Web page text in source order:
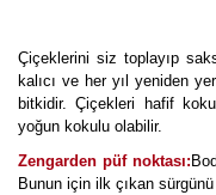
Çiçeklerini siz toplayıp
kalıcı ve her yıl yeniden
bitkidir. Çiçekleri hafif
yoğun kokulu olabilir.
Zengarden püf noktası:
Bunun için ilk çıkan